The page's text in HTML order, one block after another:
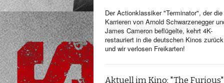
Der Actionklassiker "Terminator", der die
Karrieren von Arnold Schwarzenegger
James Cameron beflügelte, kehrt 4K-
restauriert in die deutschen Kinos zurück
und wir verlosen Freikarten!
Aktuell im Kino: "The Furious"